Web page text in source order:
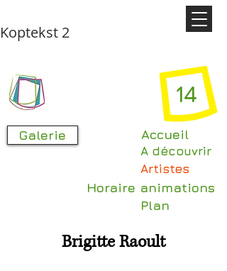
Koptekst 2
Galerie
14
Accueil
A découvrir
Artistes
Horaire animations
Plan
Brigitte Raoult